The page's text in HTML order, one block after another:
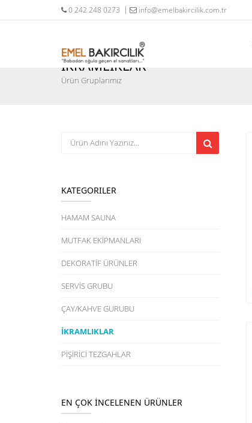
0 242 248 0273 info@emelbakircilik.com.tr
İKRAMLIKLAR
Ürün Gruplarımız
KATEGORILER
HAMAM SAUNA
MUTFAK EKİPMANLARI
DEKORATİF ÜRÜNLER
SERVİS GRUBU
ÇAY/KAHVE GURUBU
İKRAMLIKLAR
PİŞİRİCİ TEZGAHLAR
EN ÇOK İNCELENEN ÜRÜNLER